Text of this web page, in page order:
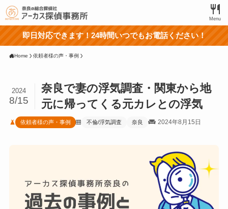
Menu
即日対応できます！24時間いつでもお電話ください！
Home 依頼者様の声・事例
奈良で妻の浮気調査・関東から地
元に帰ってくる元カレとの浮気
2024
8/15
依頼者様の声・事例 不倫/浮気調査 奈良 2024年8月15日